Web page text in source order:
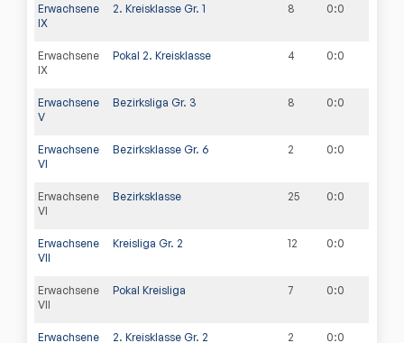
Erwachsene
IX
2. Kreisklasse Gr. 1 8 0:0
Erwachsene
IX
Pokal 2. Kreisklasse 4 0:0
Erwachsene
V
Bezirksliga Gr. 3 8 0:0
Erwachsene
VI
Bezirksklasse Gr. 6 2 0:0
Erwachsene
VI
Bezirksklasse 25 0:0
Erwachsene
VII
Kreisliga Gr. 2 12 0:0
Erwachsene
VII
Pokal Kreisliga 7 0:0
Erwachsene 2. Kreisklasse Gr. 2 2 0:0